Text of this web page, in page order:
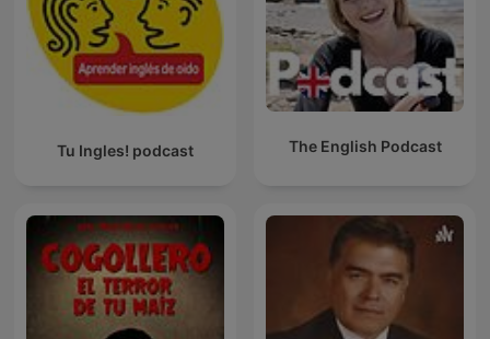
Tu Ingles! podcast The English Podcast